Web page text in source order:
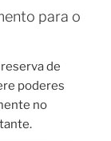
para o
de
poderes
no